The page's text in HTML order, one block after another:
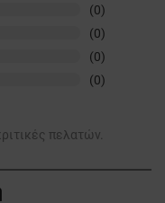
(0)
(0)
(0)
(0)
πελατών.